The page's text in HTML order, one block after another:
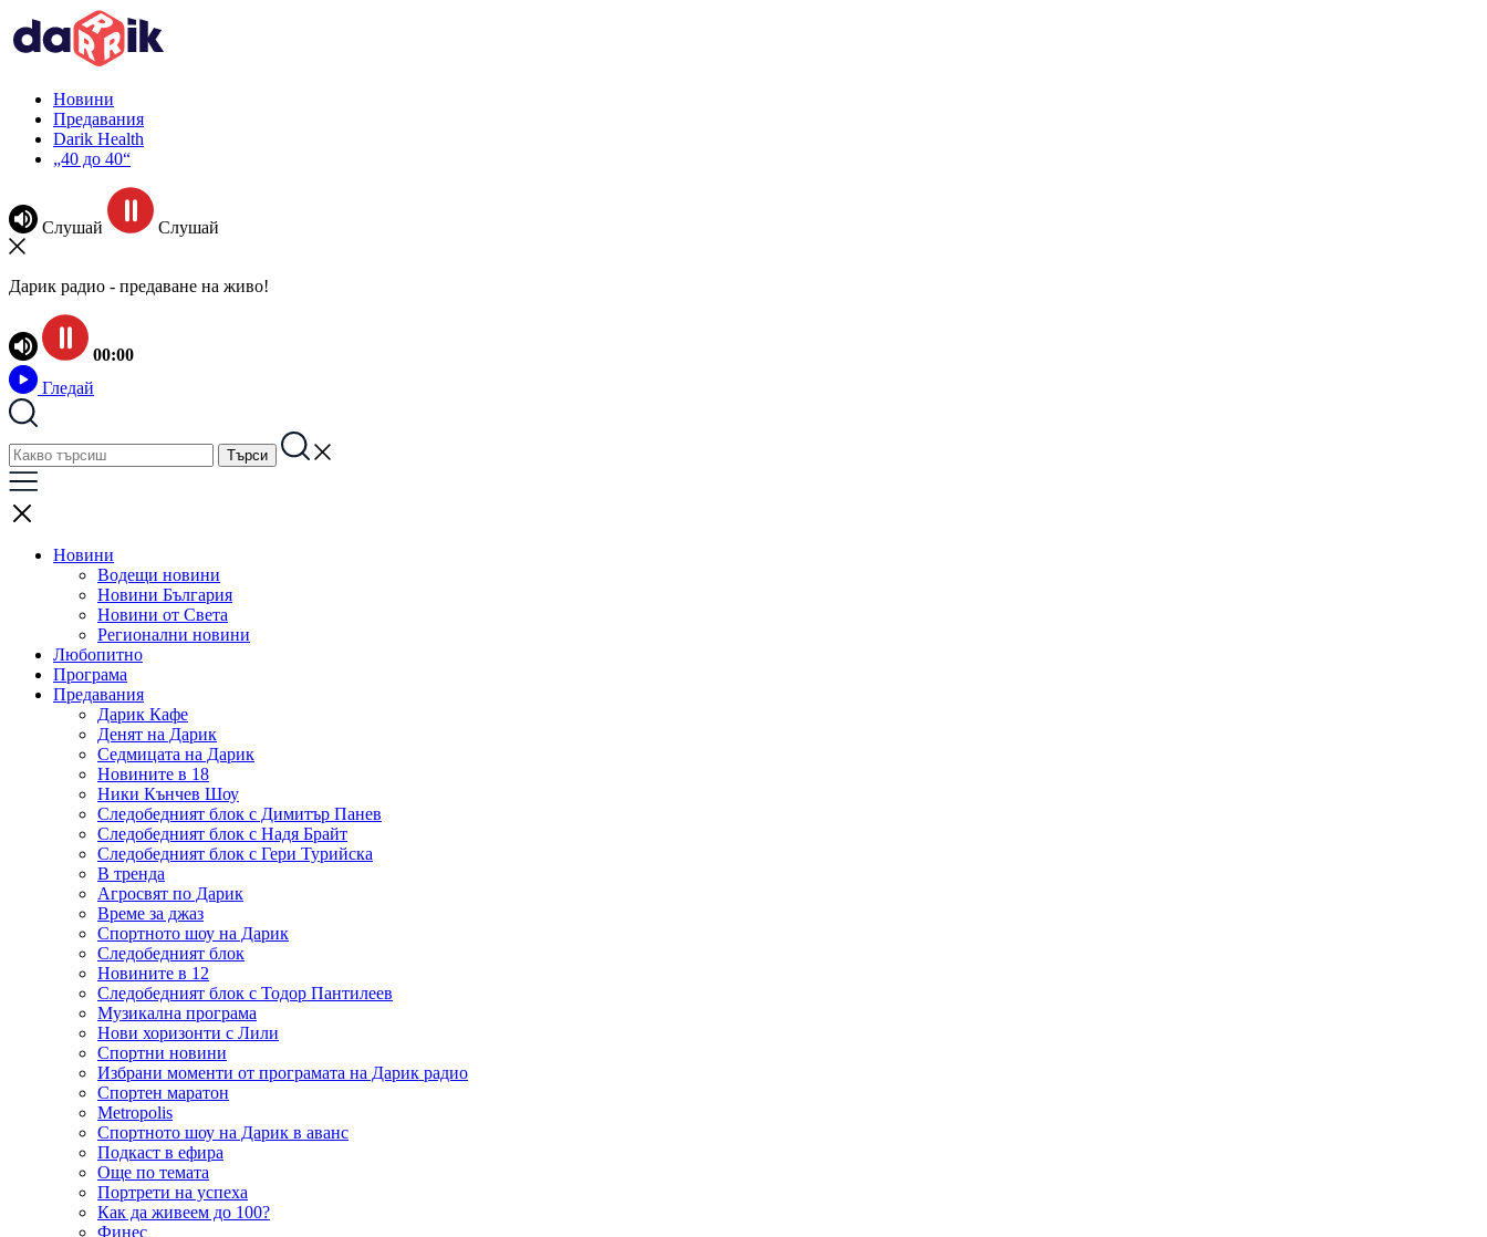
Новини
Предавания
Darik Health
„40 до 40“
Слушай Слушай
Дарик радио - предаване на живо!
00:00
Гледай
Новини
Водещи новини
Новини България
Новини от Света
Регионални новини
Любопитно
Програма
Предавания
Дарик Кафе
Денят на Дарик
Седмицата на Дарик
Новините в 18
Ники Кънчев Шоу
Следобедният блок с Димитър Панев
Следобедният блок с Надя Брайт
Следобедният блок с Гери Турийска
В тренда
Агросвят по Дарик
Време за джаз
Спортното шоу на Дарик
Следобедният блок
Новините в 12
Следобедният блок с Тодор Пантилеев
Музикална програма
Нови хоризонти с Лили
Спортни новини
Избрани моменти от програмата на Дарик радио
Спортен маратон
Metropolis
Спортното шоу на Дарик в аванс
Подкаст в ефира
Още по темата
Портрети на успеха
Как да живеем до 100?
Финес